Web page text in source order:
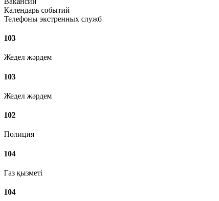
Календарь событий
Телефоны экстренных служб
103
Жедел жәрдем
103
Жедел жәрдем
102
Полиция
104
Газ қызметі
104